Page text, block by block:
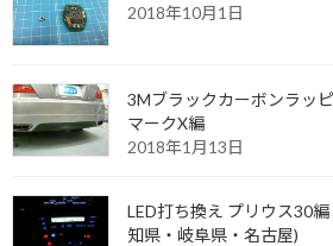
2018年10月1日
3Mブラックカーボンラッ
マークX編
2018年1月13日
LED打ち換え プリウス30
知県・岐阜県・名古屋)